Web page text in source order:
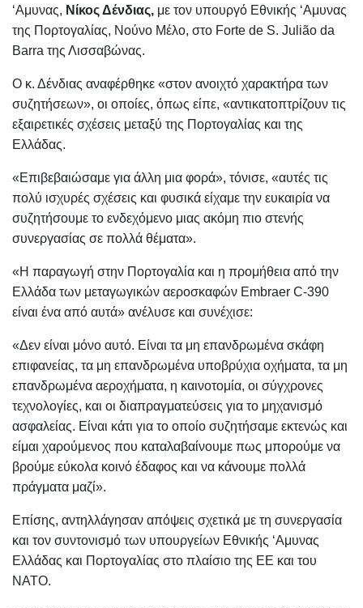
‘Αμυνας, Νίκος Δένδιας, με τον υπουργό Εθνικής ‘Αμυνας
της Πορτογαλίας, Νούνο Μέλο, στο Forte de S. Julião da
Barra της Λισσαβώνας.
Ο κ. Δένδιας αναφέρθηκε «στον ανοιχτό χαρακτήρα των
συζητήσεων», οι οποίες, όπως είπε, «αντικατοπτρίζουν τις
εξαιρετικές σχέσεις μεταξύ της Πορτογαλίας και της
Ελλάδας.
«Επιβεβαιώσαμε για άλλη μια φορά», τόνισε, «αυτές τις
πολύ ισχυρές σχέσεις και φυσικά είχαμε την ευκαιρία να
συζητήσουμε το ενδεχόμενο μιας ακόμη πιο στενής
συνεργασίας σε πολλά θέματα».
«Η παραγωγή στην Πορτογαλία και η προμήθεια από την
Ελλάδα των μεταγωγικών αεροσκαφών Embraer C-390
είναι ένα από αυτά» ανέλυσε και συνέχισε:
«Δεν είναι μόνο αυτό. Είναι τα μη επανδρωμένα σκάφη
επιφανείας, τα μη επανδρωμένα υποβρύχια οχήματα, τα μη
επανδρωμένα αεροχήματα, η καινοτομία, οι σύγχρονες
τεχνολογίες, και οι διαπραγματεύσεις για το μηχανισμό
ασφαλείας. Είναι κάτι για το οποίο συζητήσαμε εκτενώς και
είμαι χαρούμενος που καταλαβαίνουμε πως μπορούμε να
βρούμε εύκολα κοινό έδαφος και να κάνουμε πολλά
πράγματα μαζί».
Επίσης, αντηλλάγησαν απόψεις σχετικά με τη συνεργασία
και τον συντονισμό των υπουργείων Εθνικής ‘Αμυνας
Ελλάδας και Πορτογαλίας στο πλαίσιο της ΕΕ και του
NATO.